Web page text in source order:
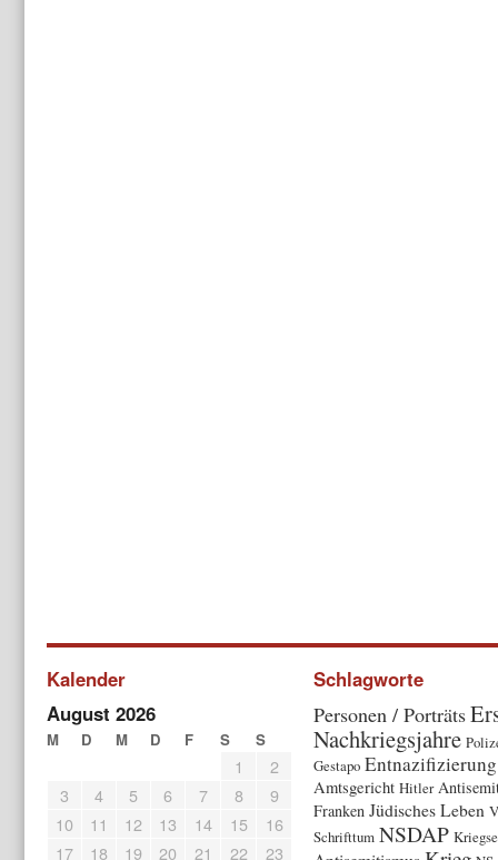
Kalender
August 2026
M D M D F S S
1
2
3
4 5 6 7 8
9
10
11 12 13 14 15
16
17
18 19 20 21 22
23
Schlagworte
Personen / Porträts
Nachkriegsjahre
Gestapo Entnazifizierung
Amtsgericht Hitler
Franken Jüdisches Leben
Schrifttum NSDAP